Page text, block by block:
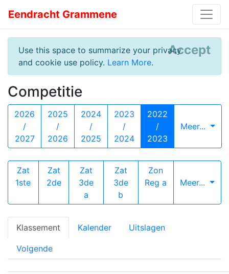
Eendracht Grammene
Use this space to summarize your privacy
and cookie use policy. Learn More.
Accept
Competitie
2026
/
2027
2025
/
2026
2024
/
2025
2023
/
2024
2022
/
2023
Meer...
Zat
1ste
Zat
2de
Zat
3de
a
Zat
3de
b
Zon
Reg a
Meer...
Klassement Kalender Uitslagen
Volgende